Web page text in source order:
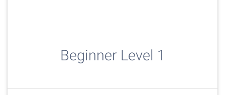
Beginner Level 1